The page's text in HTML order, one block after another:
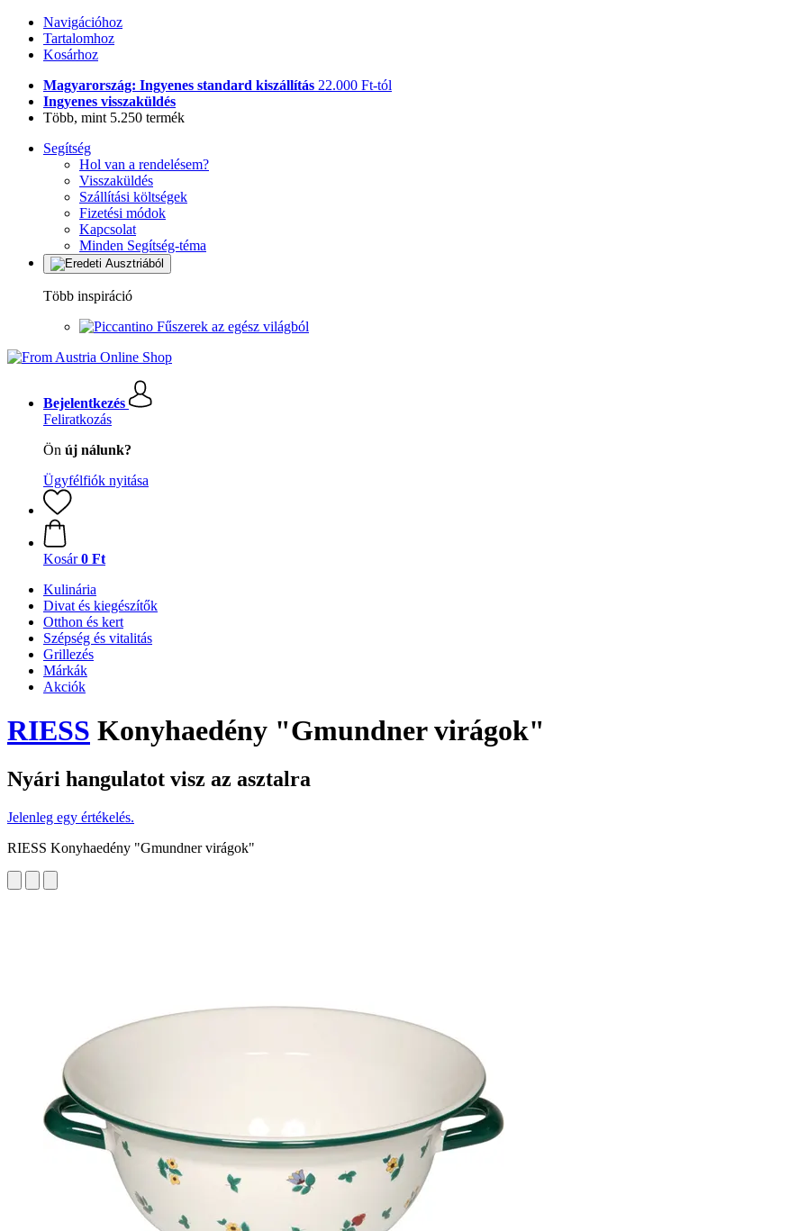
Navigációhoz
Tartalomhoz
Kosárhoz
Magyarország: Ingyenes standard kiszállítás 22.000 Ft-tól
Ingyenes visszaküldés
Több, mint 5.250 termék
Segítség
Hol van a rendelésem?
Visszaküldés
Szállítási költségek
Fizetési módok
Kapcsolat
Minden Segítség-téma
Több inspiráció
Fűszerek az egész világból
Bejelentkezés
Feliratkozás
Ön új nálunk?
Ügyfélfiók nyitása
Kosár 0 Ft
Kulinária
Divat és kiegészítők
Otthon és kert
Szépség és vitalitás
Grillezés
Márkák
Akciók
RIESS Konyhaedény "Gmundner virágok"
Nyári hangulatot visz az asztalra
Jelenleg egy értékelés.
RIESS Konyhaedény "Gmundner virágok"